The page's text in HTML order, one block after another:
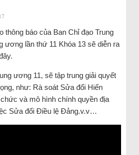
thông báo của Ban Chỉ đạo Trung
ương lần thứ 11 Khóa 13 sẽ diễn ra
ương 11, sẽ tập trung giải quyết
như: Rà soát Sửa đổi Hiến
và mô hình chính quyền địa
Sửa đổi Điều lệ Đảng.v.v…